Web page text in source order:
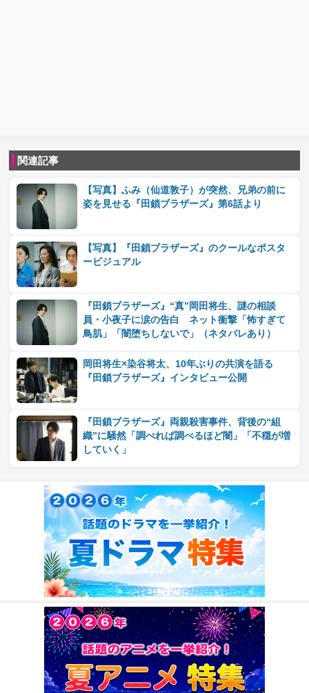
関連記事
【写真】ふみ（仙道敦子）が突然、兄弟の前に
姿を見せる『田鎖ブラザーズ』第6話より
【写真】『田鎖ブラザーズ』のクールなポスタ
ービジュアル
『田鎖ブラザーズ』“真”岡田将生、謎の相談
員・小夜子に涙の告白 ネット衝撃「怖すぎて
鳥肌」「闇堕ちしないで」（ネタバレあり）
岡田将生×染谷将太、10年ぶりの共演を語る
『田鎖ブラザーズ』インタビュー公開
『田鎖ブラザーズ』両親殺害事件、背後の“組
織”に騒然「調べれば調べるほど闇」「不穏が増
していく」